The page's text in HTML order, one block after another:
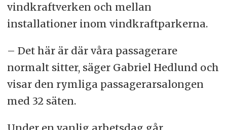
vindkraftverken och mellan
installationer inom vindkraftparkerna.
– Det här är där våra passagerare
normalt sitter, säger Gabriel Hedlund och
visar den rymliga passagerarsalongen
med 32 säten.